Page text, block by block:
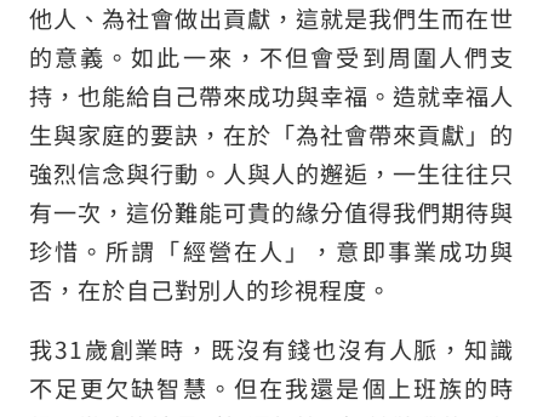
他人、為社會做出貢獻，這就是我們生而在世
的意義。如此一來，不但會受到周圍人們支
持，也能給自己帶來成功與幸福。造就幸福人
生與家庭的要訣，在於「為社會帶來貢獻」的
強烈信念與行動。人與人的邂逅，一生往往只
有一次，這份難能可貴的緣分值得我們期待與
珍惜。所謂「經營在人」，意即事業成功與
否，在於自己對別人的珍視程度。
我31歲創業時，既沒有錢也沒有人脈，知識
不足更欠缺智慧。但在我還是個上班族的時